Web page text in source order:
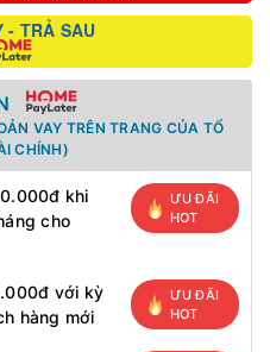
- TRẢ SAU
VAY TRÊN TRANG CỦA TỔ
CHÍNH)
khi
cho
ƯU ĐÃI
HOT
với kỳ
hàng mới
ƯU ĐÃI
HOT